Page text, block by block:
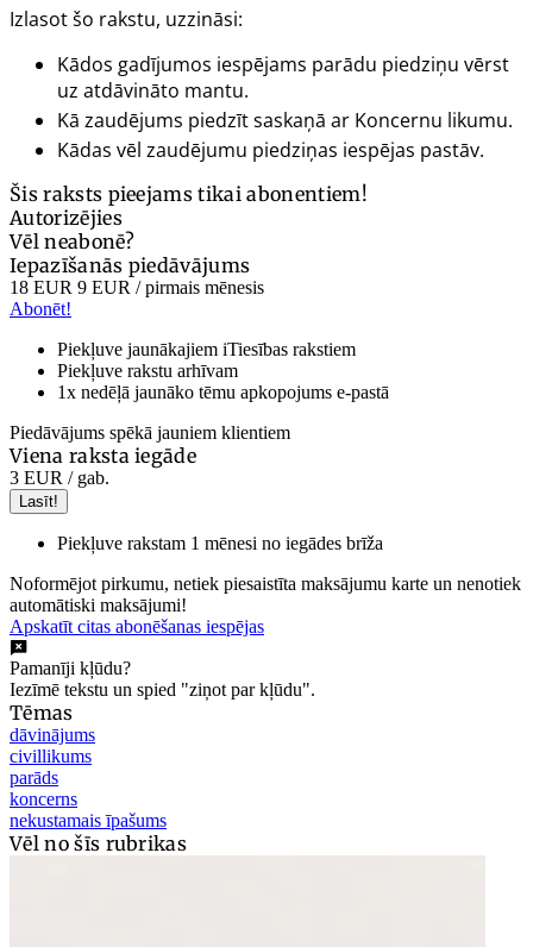
Izlasot šo rakstu, uzzināsi:
Kādos gadījumos iespējams parādu piedziņu vērst
uz atdāvināto mantu.
Kā zaudējums piedzīt saskaņā ar Koncernu likumu.
Kādas vēl zaudējumu piedziņas iespējas pastāv.
Šis raksts pieejams tikai abonentiem!
Autorizējies
Vēl neabonē?
Iepazīšanās piedāvājums
18 EUR 9 EUR / pirmais mēnesis
Abonēt!
Piekļuve jaunākajiem iTiesības rakstiem
Piekļuve rakstu arhīvam
1x nedēļā jaunāko tēmu apkopojums e-pastā
Piedāvājums spēkā jauniem klientiem
Viena raksta iegāde
3 EUR / gab.
Lasīt!
Piekļuve rakstam 1 mēnesi no iegādes brīža
Noformējot pirkumu, netiek piesaistīta maksājumu karte un nenotiek
automātiski maksājumi!
Apskatīt citas abonēšanas iespējas
Pamanīji kļūdu?
Iezīmē tekstu un spied "ziņot par kļūdu".
Tēmas
dāvinājums
civillikums
parāds
koncerns
nekustamais īpašums
Vēl no šīs rubrikas